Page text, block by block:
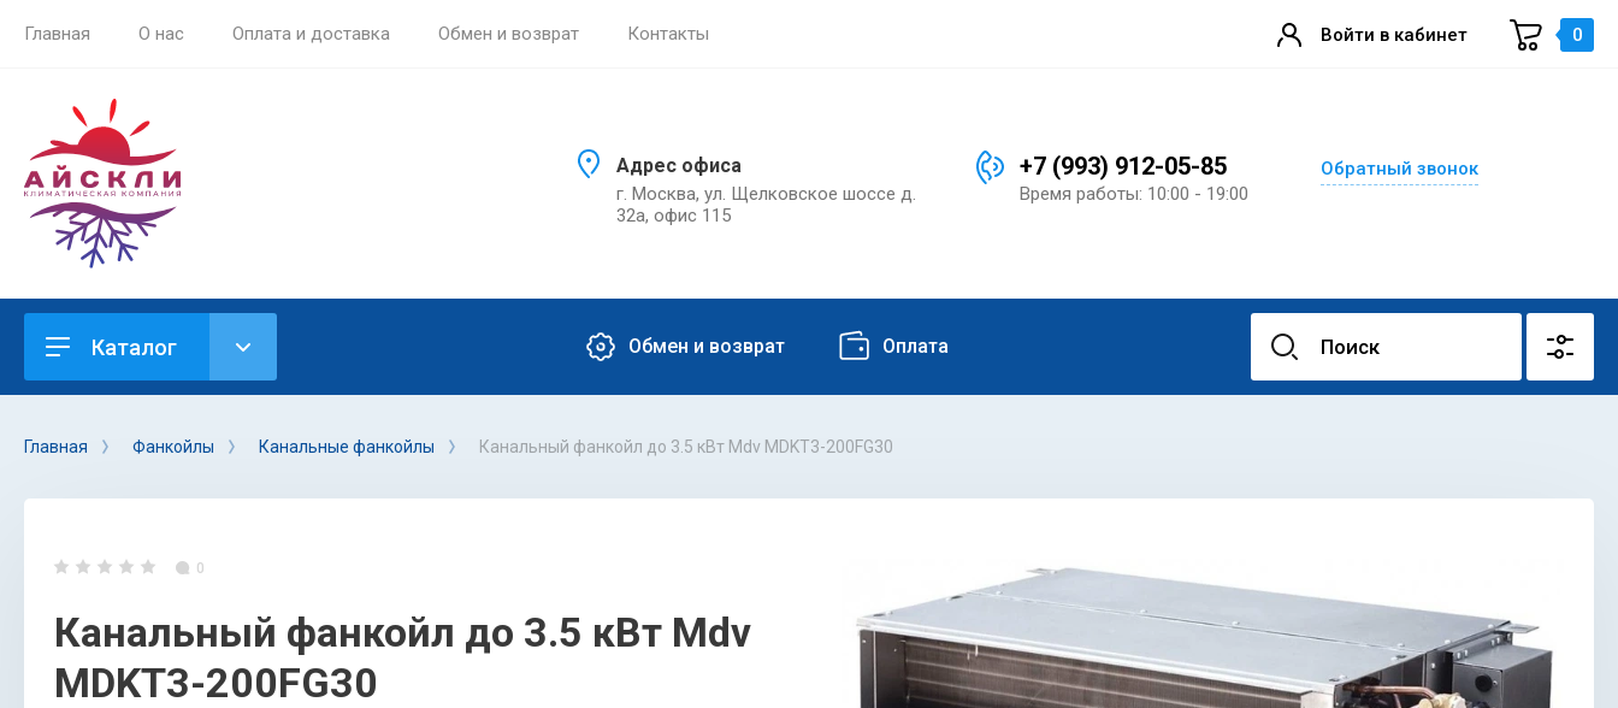
Главная О нас Оплата и доставка Обмен и возврат Контакты Войти в кабинет 0
Адрес офиса
г. Москва, ул. Щелковское шоссе д.
32а, офис 115
+7 (993) 912-05-85
Время работы: 10:00 - 19:00
Обратный звонок
Каталог Обмен и возврат Оплата
Главная Фанкойлы Канальные фанкойлы Канальный фанкойл до 3.5 кВт Mdv MDKT3-200FG30
0
Канальный фанкойл до 3.5 кВт Mdv
MDKT3-200FG30